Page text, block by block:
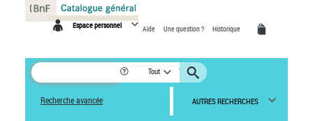
Espace personnel Aide Une question ? Historique
Tout
Recherche avancée AUTRES RECHERCHES
Panneau de gestion des cookies